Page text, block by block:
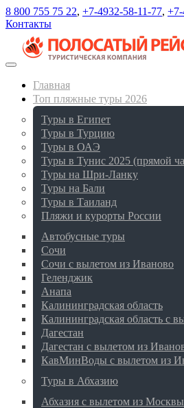
8 800 755 75 22, +7-4932-58-11-77,
Контакты
Главная
Топ пляжные туры 2026
Туры в Египет
Туры в Турцию
Туры в ОАЭ
Туры в Тунис 2025 (прямой
Туры на Шри-Ланку
Туры на Бали
Туры в Таиланд
Пляжи и курорты России
Автобусные туры
Сочи
Сочи с вылетом из Иваново
Геленджик
Анапа
Калининградская область
Калининградская область с
Дагестан
Дагестан с вылетом из
КавМинВоды с вылетом из
Туры в Абхазию
Абхазия с вылетом из Москвы